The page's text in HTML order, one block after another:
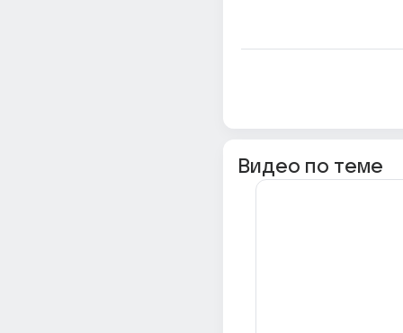
Видео по теме